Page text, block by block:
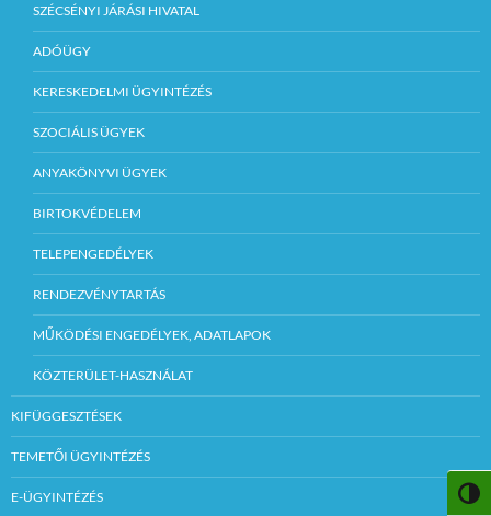
SZÉCSÉNYI JÁRÁSI HIVATAL
ADÓÜGY
KERESKEDELMI ÜGYINTÉZÉS
SZOCIÁLIS ÜGYEK
ANYAKÖNYVI ÜGYEK
BIRTOKVÉDELEM
TELEPENGEDÉLYEK
RENDEZVÉNYTARTÁS
MŰKÖDÉSI ENGEDÉLYEK, ADATLAPOK
KÖZTERÜLET-HASZNÁLAT
KIFÜGGESZTÉSEK
TEMETŐI ÜGYINTÉZÉS
E-ÜGYINTÉZÉS